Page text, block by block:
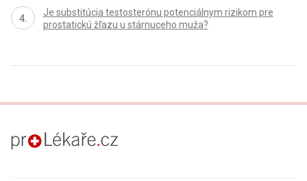
Je substitúcia testosterónu potenciálnym rizikom pre
prostatickú žľazu u stárnuceho muža?
proLékaře.cz